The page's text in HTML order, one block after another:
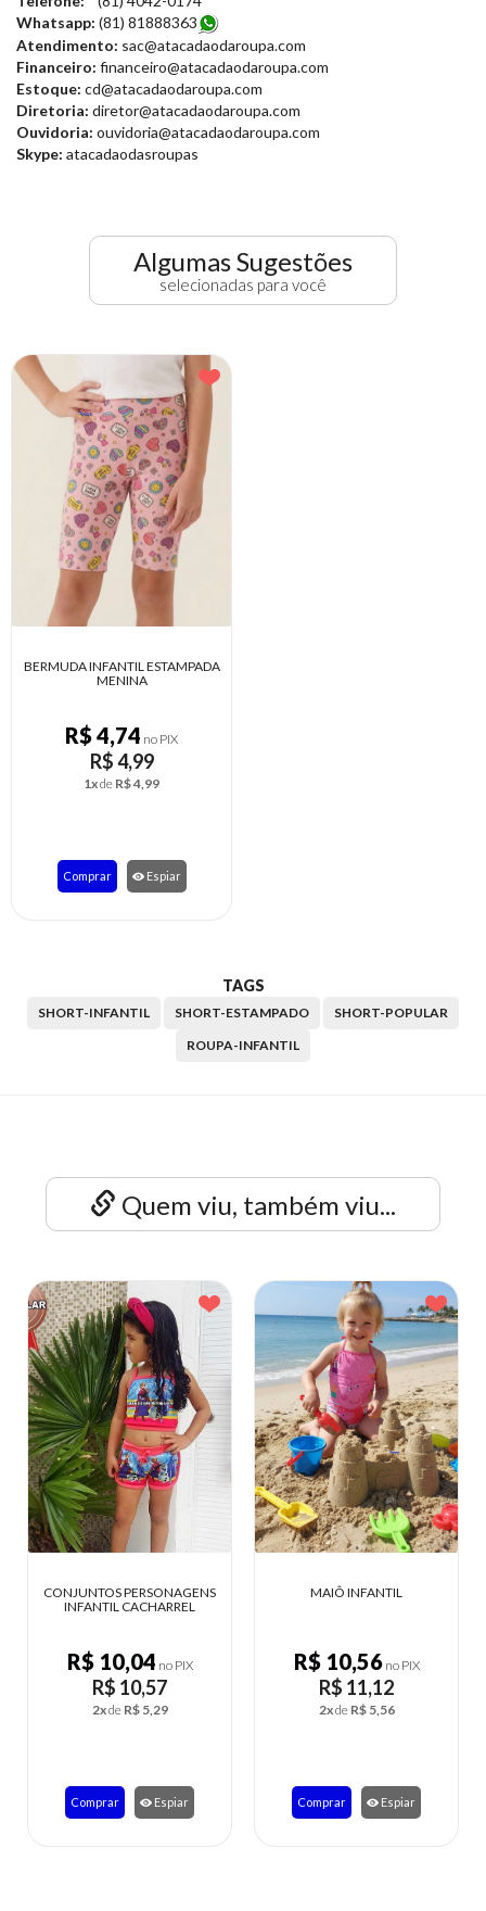
Whatsapp: (81) 81888363
Atendimento: sac@atacadaodaroupa.com
Financeiro: financeiro@atacadaodaroupa.com
Estoque: cd@atacadaodaroupa.com
Diretoria: diretor@atacadaodaroupa.com
Ouvidoria: ouvidoria@atacadaodaroupa.com
Skype: atacadaodasroupas
Algumas Sugestões
selecionadas para você
BERMUDA INFANTIL ESTAMPADA
MENINA
R$ 4,74 no PIX
R$ 4,99
1xde R$ 4,99
Comprar Espiar
TAGS
SHORT-INFANTIL SHORT-ESTAMPADO
SHORT-POPULAR
ROUPA-INFANTIL
Quem viu, também viu...
MAIÔ INFANTIL
R$ 10,56
R$ 11,12
2xdeR$ 5,56
Comprar
CONJUNTO INFANTIL LAURA
R$ 25,08
R$ 26,40
5xdeR$ 5,28
Comprar